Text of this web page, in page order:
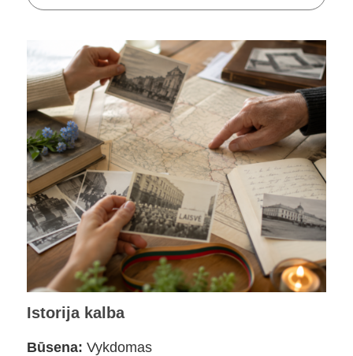
Istorija kalba
Būsena: Vykdomas